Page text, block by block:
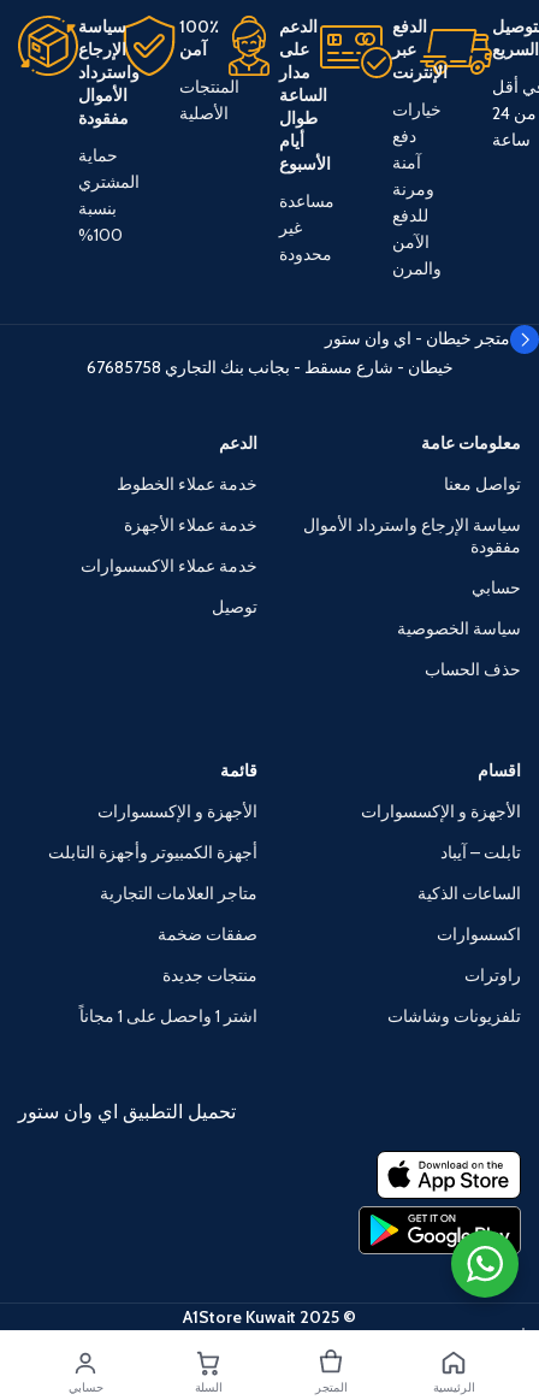
السريع
أقل
من 24
ساعة
الدفع
عبر
الإنترنت
خيارات
دفع
آمنة
ومرنة
للدفع
الآمن
والمرن
الدعم
على
مدار
الساعة
طوال
أيام
الأسبوع
مساعدة
غير
محدودة
100٪
آمن
المنتجات
الأصلية
سياسة
الإرجاع
واسترداد
الأموال
مفقودة
حماية
المشتري
بنسبة
100%
متجر خيطان - اي وان ستور
خيطان - شارع مسقط - بجانب بنك التجاري 67685758
معلومات عامة
تواصل معنا
سياسة الإرجاع واسترداد الأموال
مفقودة
حسابي
سياسة الخصوصية
حذف الحساب
الدعم
خدمة عملاء الخطوط
خدمة عملاء الأجهزة
خدمة عملاء الاكسسوارات
توصيل
اقسام
الأجهزة و الإكسسوارات
تابلت – آيباد
الساعات الذكية
اكسسوارات
راوترات
تلفزيونات وشاشات
قائمة
الأجهزة و الإكسسوارات
أجهزة الكمبيوتر وأجهزة التابلت
متاجر العلامات التجارية
صفقات ضخمة
منتجات جديدة
اشتر 1 واحصل على 1 مجاناً
تحميل التطبيق اي وان ستور
© 2025 A1Store Kuwait
الرئيسية المتجر السلة حسابي